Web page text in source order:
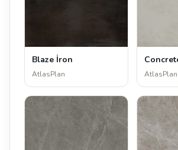
Blaze İron
AtlasPlan AtlasPlan